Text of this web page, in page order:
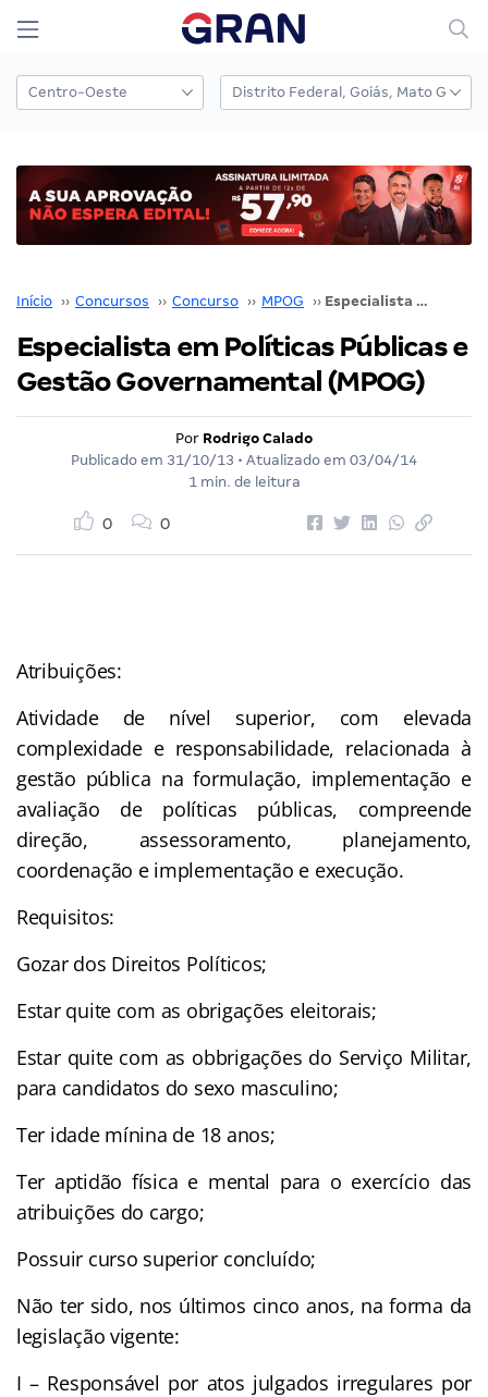
Início ›› Concursos ›› Concurso ›› MPOG ›› Especialista em Políticas Públicas e Gestão Governamental (MPOG)
Especialista em Políticas Públicas e
Gestão Governamental (MPOG)
Por Rodrigo Calado
Publicado em 31/10/13 • Atualizado em 03/04/14
1 min. de leitura
0 0
Atribuições:
Atividade de nível superior, com elevada
complexidade e responsabilidade, relacionada à
gestão pública na formulação, implementação e
avaliação de políticas públicas, compreende
direção, assessoramento, planejamento,
coordenação e implementação e execução.
Requisitos:
Gozar dos Direitos Políticos;
Estar quite com as obrigações eleitorais;
Estar quite com as obbrigações do Serviço Militar,
para candidatos do sexo masculino;
Ter idade mínina de 18 anos;
Ter aptidão física e mental para o exercício das
atribuições do cargo;
Possuir curso superior concluído;
Não ter sido, nos últimos cinco anos, na forma da
legislação vigente:
I – Responsável por atos julgados irregulares por